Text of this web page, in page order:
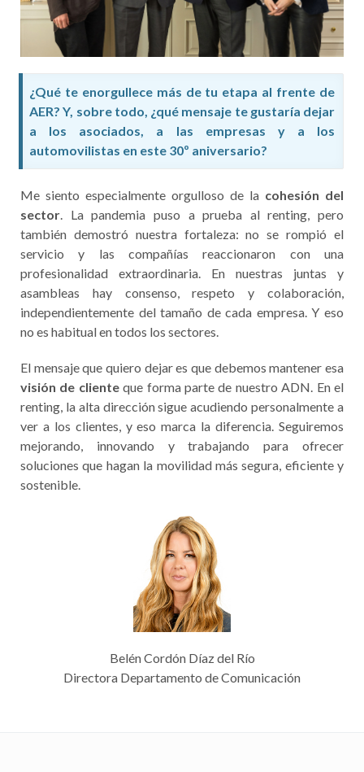
¿Qué te enorgullece más de tu etapa al frente de
AER? Y, sobre todo, ¿qué mensaje te gustaría dejar
a los asociados, a las empresas y a los
automovilistas en este 30º aniversario?
Me siento especialmente orgulloso de la cohesión del
sector . La pandemia puso a prueba al renting, pero
también demostró nuestra fortaleza: no se rompió el
servicio y las compañías reaccionaron con una
profesionalidad extraordinaria. En nuestras juntas y
asambleas hay consenso, respeto y colaboración,
independientemente del tamaño de cada empresa. Y eso
no es habitual en todos los sectores.
El mensaje que quiero dejar es que debemos mantener esa
visión de clienteque forma parte de nuestro ADN. En el
renting, la alta dirección sigue acudiendo personalmente a
ver a los clientes, y eso marca la diferencia. Seguiremos
mejorando, innovando y trabajando para ofrecer
soluciones que hagan la movilidad más segura, eficiente y
sostenible.
Belén Cordón Díaz del Río
Directora Departamento de Comunicación